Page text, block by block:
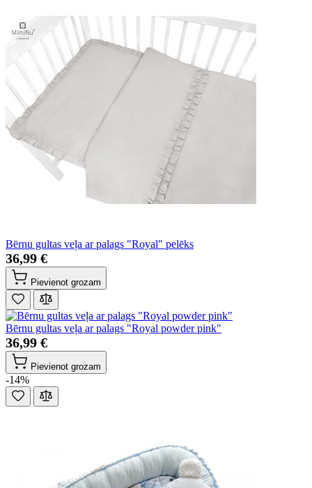
Bērnu gultas veļa ar palags "Royal" pelēks
36,99 €
Pievienot grozam
Bērnu gultas veļa ar palags "Royal powder pink"
36,99 €
Pievienot grozam
-14%